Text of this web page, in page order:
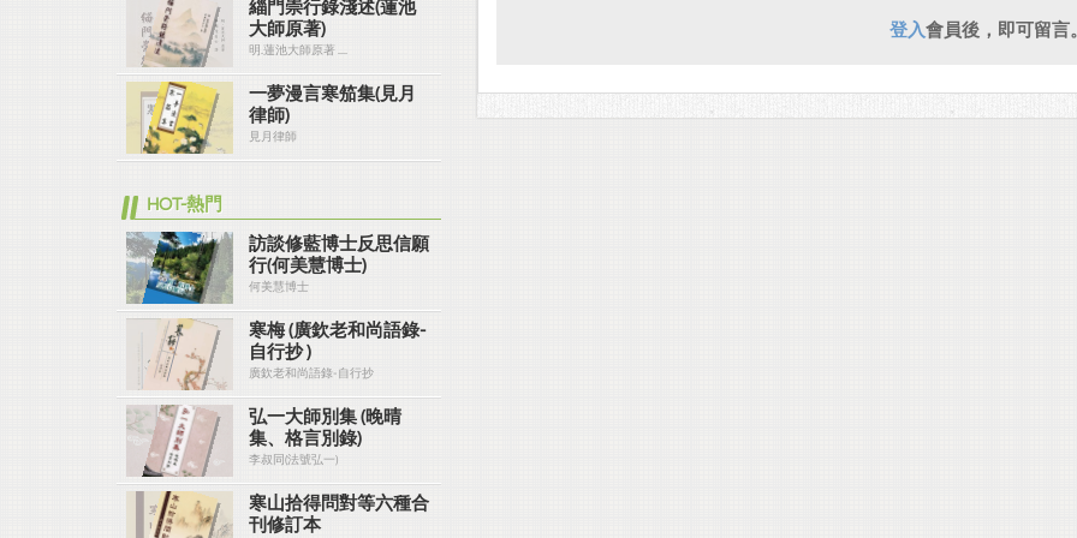
登入會員後，即可留言
緇門崇行錄淺述(蓮池
大師原著)
明.蓮池大師原著 ....
一夢漫言寒笳集(見月
律師)
見月律師
HOT-熱門
訪談修藍博士反思信願
行(何美慧博士)
何美慧博士
寒梅 (廣欽老和尚語錄-
自行抄 )
廣欽老和尚語錄-自行抄
弘一大師別集 (晚晴
集、格言別錄)
李叔同(法號弘一)
寒山拾得問對等六種合
刊修訂本